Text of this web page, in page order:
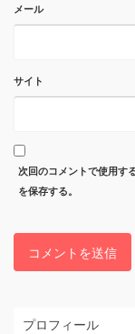
メール
サイト
次回のコメントで使用す
を保存する。
プロフィール